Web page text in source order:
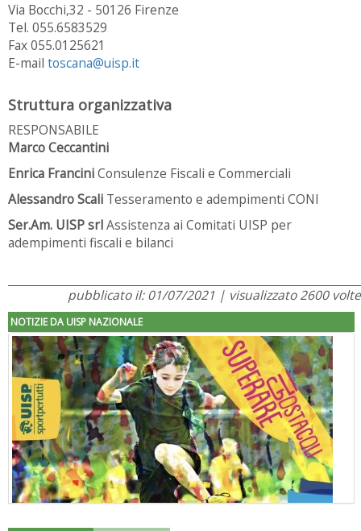
Via Bocchi,32 - 50126 Firenze
Tel. 055.6583529
Fax 055.0125621
E-mail toscana@uisp.it
Struttura organizzativa
RESPONSABILE
Marco Ceccantini
Enrica FranciniConsulenze Fiscali e Commerciali
Alessandro Scali Tesseramento e adempimenti CONI
Ser.Am. UISP srlAssistenza ai Comitati UISP per
adempimenti fiscali e bilanci
pubblicato il: 01/07/2021 | visualizzato 2600 volte
NOTIZIE DA UISP NAZIONALE